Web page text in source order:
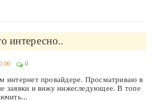
интересно..
0
интернет провайдере. Просматриваю в
заявки и вижу нижеследующее. В топе